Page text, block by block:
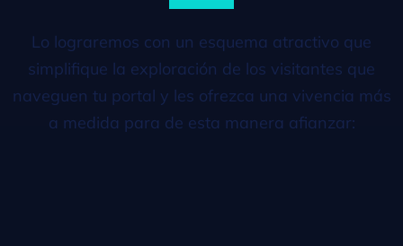
Lo lograremos con un esquema atractivo que
simplifique la exploración de los visitantes que
naveguen tu portal y les ofrezca una vivencia más
a medida para de esta manera afianzar: